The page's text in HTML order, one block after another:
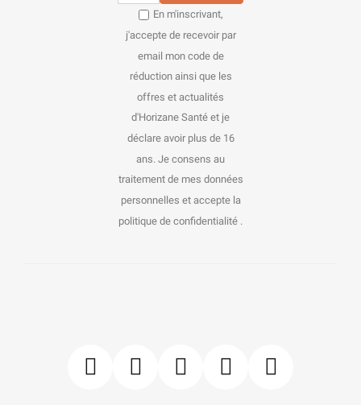
En m'inscrivant,
j'accepte de recevoir par
email mon code de
réduction ainsi que les
offres et actualités
d'Horizane Santé et je
déclare avoir plus de 16
ans. Je consens au
traitement de mes données
personnelles et accepte la
politique de confidentialité .